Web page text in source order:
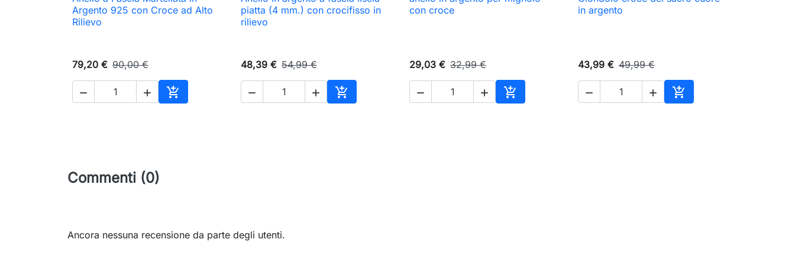
 Anteprima
Argento 925 con Croce ad Alto
Rilievo
79,20 € 90,00 €
  
Aggiungi al carrello
 Anteprima
piatta (4 mm.) con crocifisso in
rilievo
48,39 € 54,99 €
  
Aggiungi al carrello
 Anteprima
con croce
29,03 € 32,99 €
  
Aggiungi al carrello
 Anteprima
in argento
43,99 € 49,99 €
  
Aggiungi al carrello
Commenti (0)
Ancora nessuna recensione da parte degli utenti.